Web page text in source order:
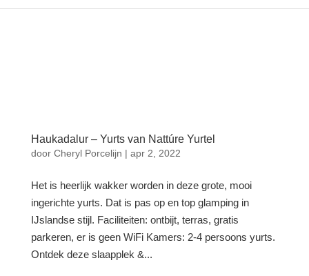
Haukadalur – Yurts van Nattúre Yurtel
door Cheryl Porcelijn | apr 2, 2022
Het is heerlijk wakker worden in deze grote, mooi
ingerichte yurts. Dat is pas op en top glamping in
IJslandse stijl. Faciliteiten: ontbijt, terras, gratis
parkeren, er is geen WiFi Kamers: 2-4 persoons yurts.
Ontdek deze slaapplek &...